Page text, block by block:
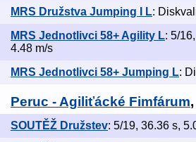
MRS Družstva Jumping I L:
MRS Jednotlivci 58+ Agility L: 5/
4.48 m/s
MRS Jednotlivci 58+ Jumping L:
Peruc - Agiliťácké Fimfárum
SOUTĚŽ Družstev: 5/19, 36.36 s,